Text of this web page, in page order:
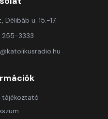
Délibáb u. 15.-17.
255-3333
tájékoztató